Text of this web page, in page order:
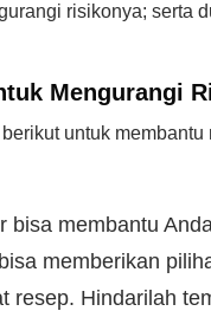
risikonya; serta
Mengurangi
untuk
bisa membantu
memberikan
resep. Hindarilah